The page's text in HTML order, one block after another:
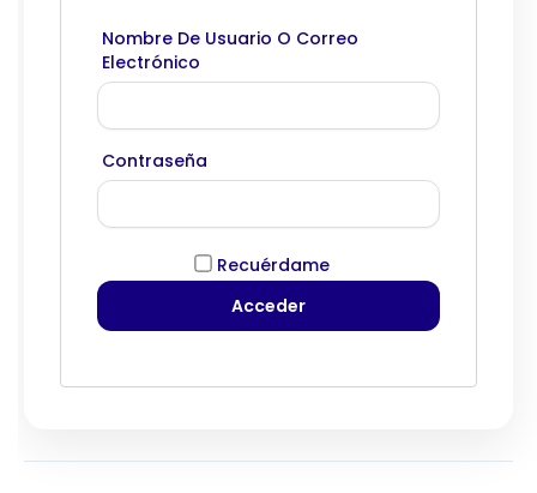
Nombre De Usuario O Correo
Electrónico
Contraseña
Recuérdame